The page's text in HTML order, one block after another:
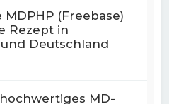
(Freebase)
Rezept in
Deutschland
MD-